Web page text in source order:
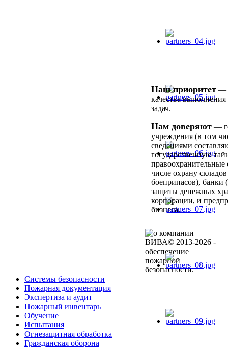
Наш приоритет —
качества
задач.
Нам доверяют —
учреждения (в том
сведениями
государственную
числе охрану
боеприпасов), банки
защиты денежных
корпорации, и
бизнеса.
ВИВА© 2013-2026 -
обеспечение
пожарной
безопасности.
Системы безопасности
Пожарная документация
Экспертиза и аудит
Пожарный инвентарь
Обучение
Испытания
Огнезащитная обработка
Гражданская оборона